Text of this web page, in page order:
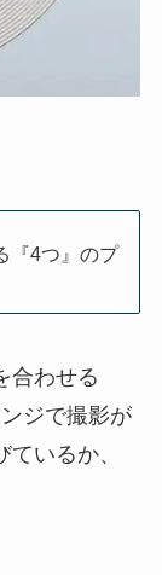
『4つ』のプ
合わせる
ジで撮影が
いるか、